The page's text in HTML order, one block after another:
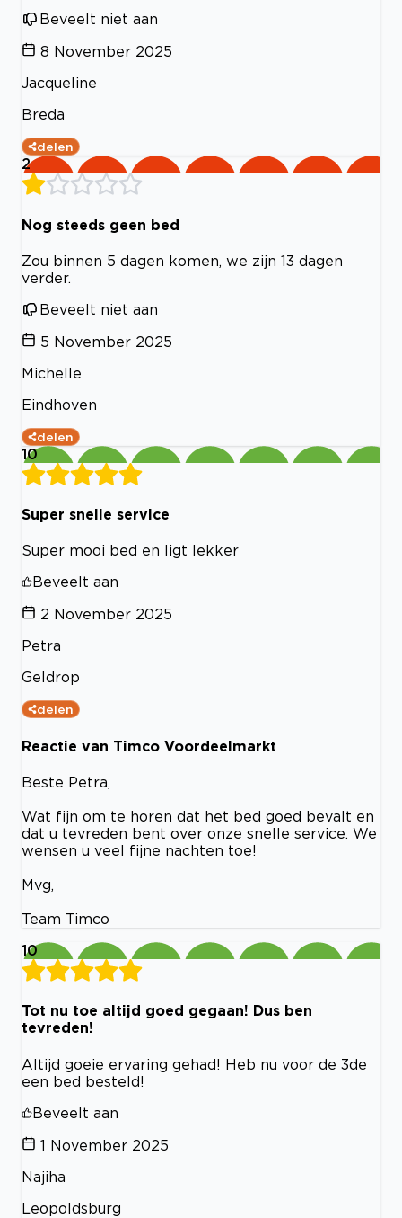
Beveelt niet aan
8 November 2025
Jacqueline
Breda
delen
2
Nog steeds geen bed
Zou binnen 5 dagen komen, we zijn 13 dagen
verder.
Beveelt niet aan
5 November 2025
Michelle
Eindhoven
delen
10
Super snelle service
Super mooi bed en ligt lekker
Beveelt aan
2 November 2025
Petra
Geldrop
delen
Reactie van Timco Voordeelmarkt
Beste Petra,
Wat fijn om te horen dat het bed goed bevalt en
dat u tevreden bent over onze snelle service. We
wensen u veel fijne nachten toe!
Mvg,
Team Timco
10
Tot nu toe altijd goed gegaan! Dus ben
tevreden!
Altijd goeie ervaring gehad! Heb nu voor de 3de
een bed besteld!
Beveelt aan
1 November 2025
Najiha
Leopoldsburg